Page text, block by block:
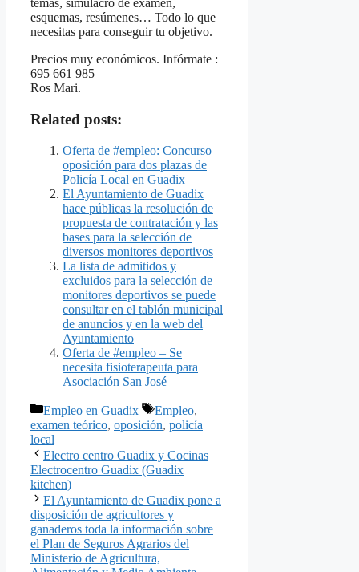
temas, simulacro de examen,
esquemas, resúmenes… Todo lo que
necesitas para conseguir tu objetivo.
Precios muy económicos. Infórmate :
695 661 985
Ros Mari.
Related posts:
Oferta de #empleo: Concurso
oposición para dos plazas de
Policía Local en Guadix
El Ayuntamiento de Guadix
hace públicas la resolución de
propuesta de contratación y las
bases para la selección de
diversos monitores deportivos
La lista de admitidos y
excluidos para la selección de
monitores deportivos se puede
consultar en el tablón municipal
de anuncios y en la web del
Ayuntamiento
Oferta de #empleo – Se
necesita fisioterapeuta para
Asociación San José
Categorías
Empleo en Guadix Etiquetas
Empleo,
examen teórico, oposición, policía
local
Electro centro Guadix y Cocinas
Electrocentro Guadix (Guadix
kitchen)
El Ayuntamiento de Guadix pone a
disposición de agricultores y
ganaderos toda la información sobre
el Plan de Seguros Agrarios del
Ministerio de Agricultura,